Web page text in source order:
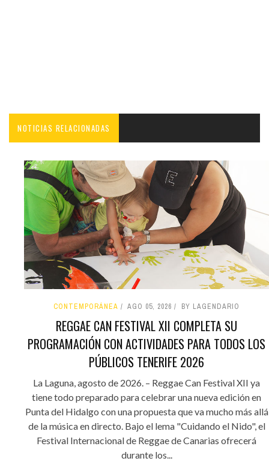
NOTICIAS RELACIONADAS
CONTEMPORÁNEA AGO 05, 2026 BY LAGENDARIO
REGGAE CAN FESTIVAL XII COMPLETA SU
PROGRAMACIÓN CON ACTIVIDADES PARA TODOS LOS
PÚBLICOS TENERIFE 2026
La Laguna, agosto de 2026. – Reggae Can Festival XII ya
tiene todo preparado para celebrar una nueva edición en
Punta del Hidalgo con una propuesta que va mucho más allá
de la música en directo. Bajo el lema "Cuidando el Nido", el
Festival Internacional de Reggae de Canarias ofrecerá
durante los...